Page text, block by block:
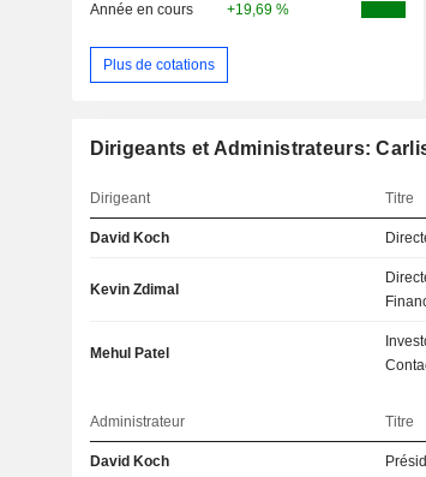
Année en cours +19,69 %
Plus de cotations
Dirigeants et Administrateurs:
Dirigeant Titre
David Koch
Kevin Zdimal
Mehul Patel
Administrateur Titre
David Koch